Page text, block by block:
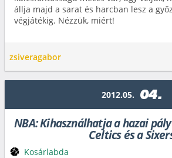
állja majd a sarat és harcban lesz a
végjátékig. Nézzük, miért!
zsiveragabor
2012.05. 04.
NBA: Kihasználhatja a hazai
Celtics és a
Kosárlabda